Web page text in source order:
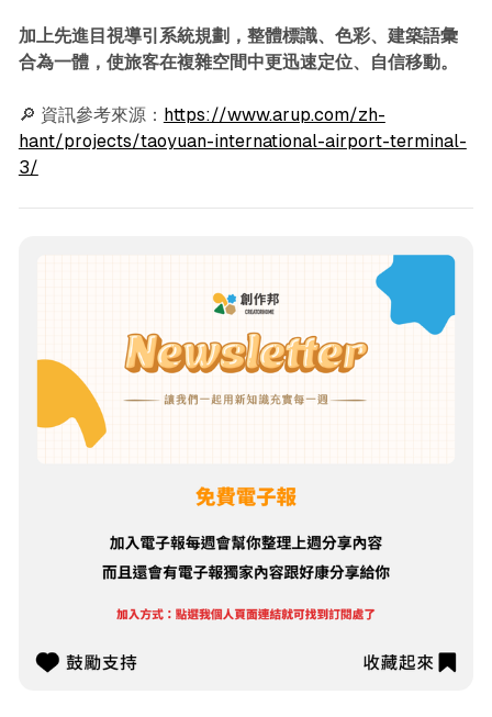
加上先進目視導引系統規劃，整體標識、色彩、建築語彙
合為一體，使旅客在複雜空間中更迅速定位、自信移動。
🔎 資訊參考來源： https://www.arup.com/zh-
hant/projects/taoyuan-international-airport-terminal-
3/